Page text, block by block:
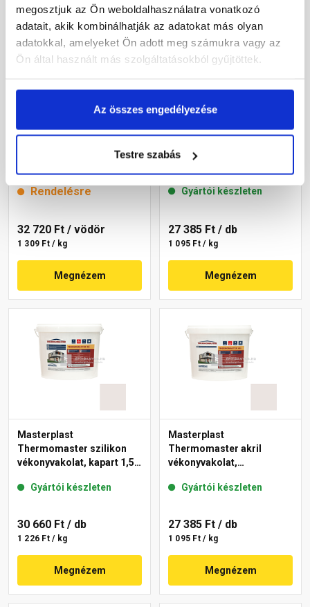
megosztjuk az Ön weboldalhasználatra vonatkozó
adatait, akik kombinálhatják az adatokat más olyan
adatokkal, amelyeket Ön adott meg számukra vagy az
Ön által használt más szolgáltatásokból gyűjtöttek.
Az összes engedélyezése
Testre szabás
Cemix 2704 StrukturOLA
Rendelésre
32 720 Ft / vödör
1 309 Ft / kg
Megnézem
Masterplast
Thermomaster akril
Gyártói készleten
27 385 Ft / db
1 095 Ft / kg
Megnézem
Masterplast
Thermomaster szilikon
vékonyvakolat, kapart 1,5
Gyártói készleten
30 660 Ft / db
1 226 Ft / kg
Megnézem
Masterplast
Thermomaster akril
vékonyvakolat,
49-F 25 kg
Gyártói készleten
27 385 Ft / db
1 095 Ft / kg
Megnézem